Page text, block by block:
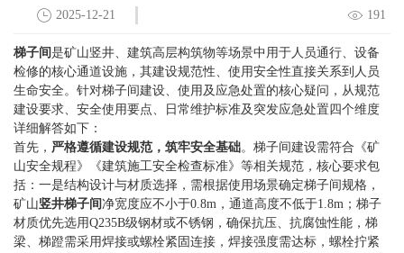
191
2025-12-21
梯子间是矿山竖井、建筑高层构筑物等场景中用于人员通行、设备
检修的核心通道设施，其建设规范性、使用安全性直接关系到人员
生命安全。针对梯子间建设、使用及应急处置的核心疑问，从规范
建设要求、安全使用要点、日常维护标准及突发应急处置四个维度
详细解答如下：
首先， 严格遵循建设规范，筑牢安全基础。梯子间建设需符合《矿
山安全规程》《建筑施工安全检查标准》等相关规范，核心要求包
括：一是结构设计与材质选择，需根据使用场景确定梯子间规格，
矿山竖井梯子间净宽度应不小于0.8m，通道高度不低于1.8m；梯子
材质优先选用Q235B级钢材或不锈钢，确保抗压、抗腐蚀性能，梯
梁、梯蹬需采用焊接或螺栓紧固连接，焊接强度需达标，螺栓拧紧